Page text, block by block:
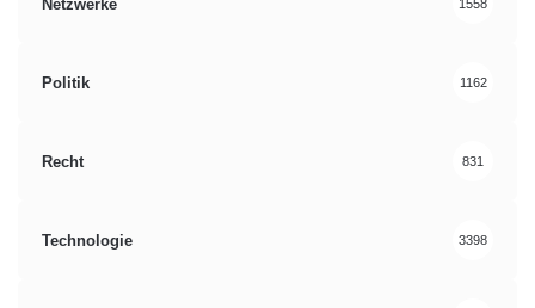
Netzwerke 1558
Politik 1162
Recht 831
Technologie 3398